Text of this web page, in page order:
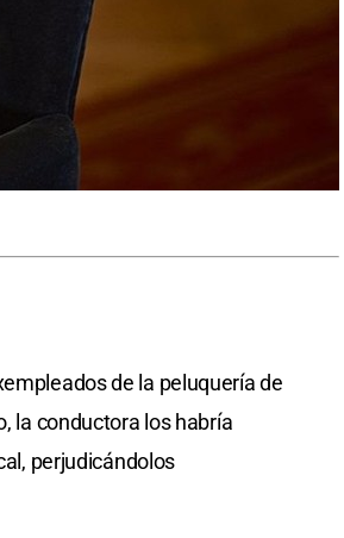
de la peluquería de
la conductora los habría
perjudicándolos